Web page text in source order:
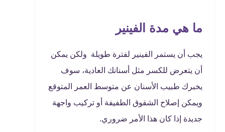
ما هي مدة الفينير
يجب أن يستمر الفينير لفترة طويلة ولكن يمكن
أن يتعرض للكسر مثل أسنانك العادية، سوف
يخبرك طبيب الأسنان عن متوسط ​​العمر المتوقع
ويمكن إصلاح الشقوق الطفيفة أو تركيب واجهة
جديدة إذا كان هذا الأمر ضروري.